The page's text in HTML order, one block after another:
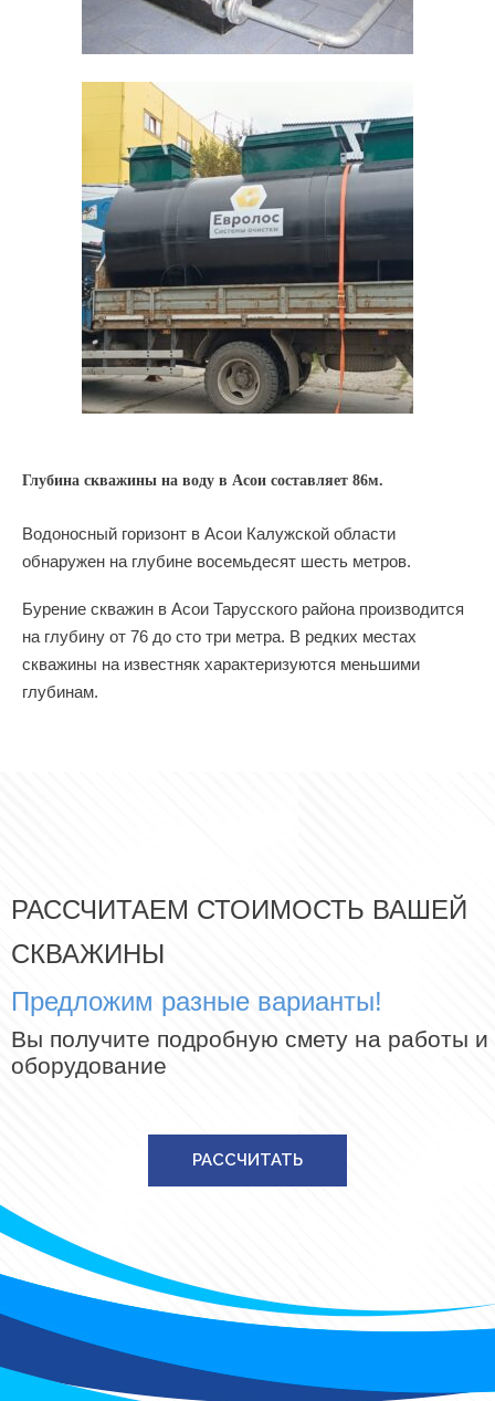
Глубина скважины на воду в Асои составляет 86м.
Водоносный горизонт в Асои Калужской области
обнаружен на глубине восемьдесят шесть метров.
Бурение скважин в Асои Тарусского района производится
на глубину от 76 до сто три метра. В редких местах
скважины на известняк характеризуются меньшими
глубинам.
РАССЧИТАЕМ СТОИМОСТЬ ВАШЕЙ
СКВАЖИНЫ
Предложим разные варианты!
Вы получите подробную смету на работы и
оборудование
РАССЧИТАТЬ